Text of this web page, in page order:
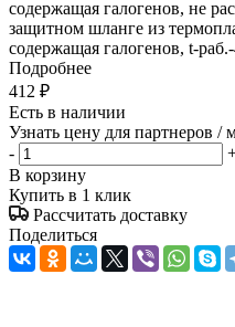
содержащая галогенов, не
защитном шланге из
содержащая галогенов, t-
Подробнее
412 ₽
Есть в наличии
Узнать цену для партнеров /
-
В корзину
Купить в 1 клик
Рассчитать доставку
Поделиться